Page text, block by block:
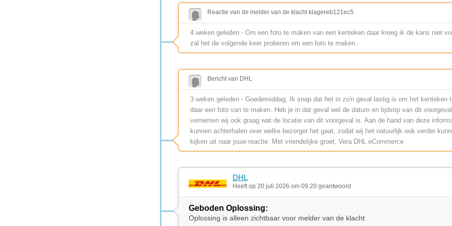
Reactie van de melder van de klacht klagereb121ec5
4 weken geleden - Om een foto te maken van een kenteken daar kreeg ik de kans niet
zal het de volgende keer proberen om een foto te maken.
Bericht van DHL
3 weken geleden - Goedemiddag, Ik snap dat het in zo'n geval lastig is om het kenteken
daar een foto van te maken. Heb je in dat geval wel de datum en tijdstip van dit
vernemen wij ook graag wat de locatie van dit voorgeval is. Aan de hand van deze
kunnen achterhalen over welke bezorger het gaat, zodat wij het natuurlijk ook verder
kijken uit naar jouw reactie. Met vriendelijke groet, Vera DHL eCommerce
DHL
Heeft op 20 juli 2026 om 09:20 geantwoord
Geboden Oplossing:
Oplossing is alleen zichtbaar voor melder van de klacht